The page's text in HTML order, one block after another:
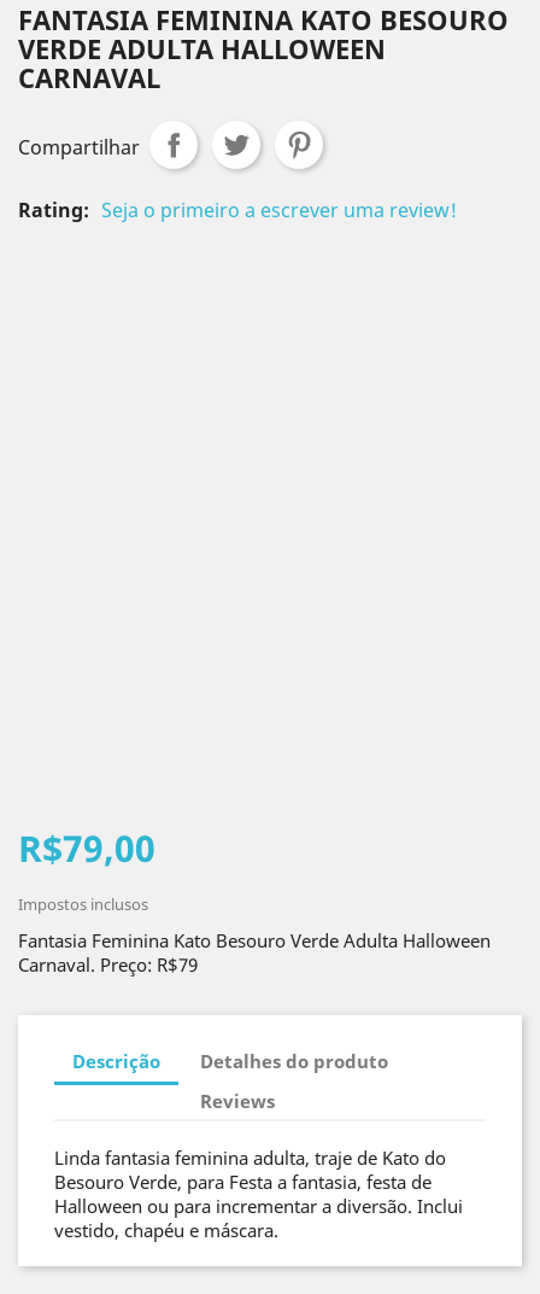
FANTASIA FEMININA KATO BESOURO
VERDE ADULTA HALLOWEEN
CARNAVAL
Compartilhar
Rating: Seja o primeiro a escrever uma review!
R$79,00
Impostos inclusos
Fantasia Feminina Kato Besouro Verde Adulta Halloween
Carnaval. Preço: R$79
Descrição
Detalhes do produto
Reviews
Linda fantasia feminina adulta, traje de Kato do
Besouro Verde, para Festa a fantasia, festa de
Halloween ou para incrementar a diversão. Inclui
vestido, chapéu e máscara.